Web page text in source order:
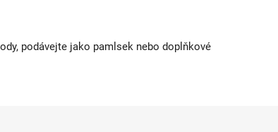
podávejte jako pamlsek nebo doplňkové